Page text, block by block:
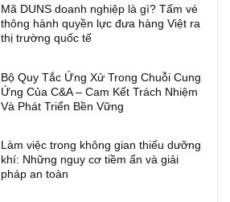
Mã DUNS doanh nghiệp là gì? Tấm vé
thông hành quyền lực đưa hàng Việt ra
thị trường quốc tế
Bộ Quy Tắc Ứng Xử Trong Chuỗi Cung
Ứng Của C&A – Cam Kết Trách Nhiệm
Và Phát Triển Bền Vững
Làm việc trong không gian thiếu dưỡng
khí: Những nguy cơ tiềm ẩn và giải
pháp an toàn